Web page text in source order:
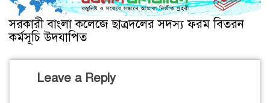
সরকারী বাংলা কলেজে ছাত্রদলের সদস্য ফরম বিতরন
কর্মসূচি উদযাপিত
Leave a Reply